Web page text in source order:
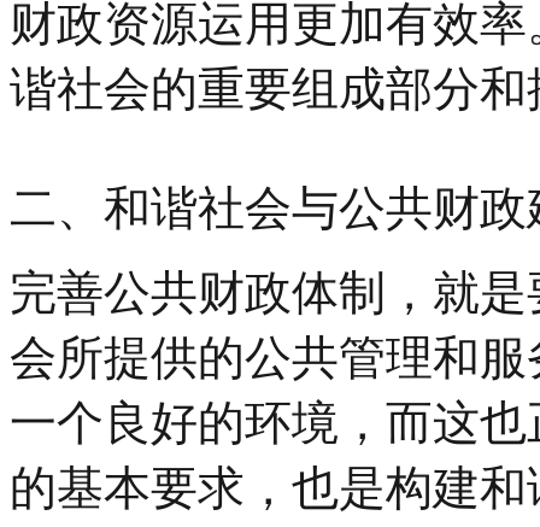
财政资源运用更加有效
谐社会的重要组成部分
二、和谐社会与公共财
完善公共财政体制，就
会所提供的公共管理和
一个良好的环境，而这
的基本要求，也是构建